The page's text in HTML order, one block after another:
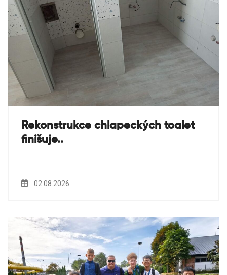
Rekonstrukce chlapeckých toalet
finišuje..
02.08.2026